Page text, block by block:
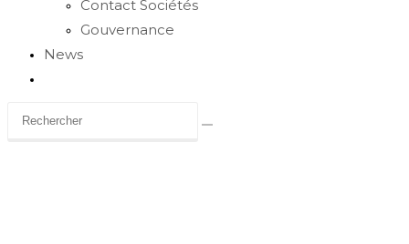
Contact Sociétés
Gouvernance
News
search